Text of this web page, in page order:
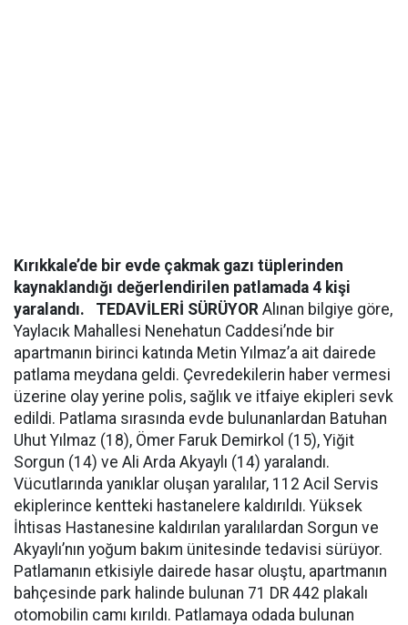
Kırıkkale’de bir evde çakmak gazı tüplerinden
kaynaklandığı değerlendirilen patlamada 4 kişi
yaralandı.
TEDAVİLERİ SÜRÜYOR Alınan bilgiye göre,
Yaylacık Mahallesi Nenehatun Caddesi’nde bir
apartmanın birinci katında Metin Yılmaz’a ait dairede
patlama meydana geldi. Çevredekilerin haber vermesi
üzerine olay yerine polis, sağlık ve itfaiye ekipleri sevk
edildi. Patlama sırasında evde bulunanlardan Batuhan
Uhut Yılmaz (18), Ömer Faruk Demirkol (15), Yiğit
Sorgun (14) ve Ali Arda Akyaylı (14) yaralandı.
Vücutlarında yanıklar oluşan yaralılar, 112 Acil Servis
ekiplerince kentteki hastanelere kaldırıldı. Yüksek
İhtisas Hastanesine kaldırılan yaralılardan Sorgun ve
Akyaylı’nın yoğum bakım ünitesinde tedavisi sürüyor.
Patlamanın etkisiyle dairede hasar oluştu, apartmanın
bahçesinde park halinde bulunan 71 DR 442 plakalı
otomobilin camı kırıldı. Patlamaya odada bulunan